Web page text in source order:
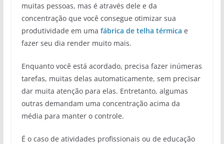
muitas pessoas, mas é através dele e da
concentração que você consegue otimizar sua
produtividade em uma fábrica de telha térmica e
fazer seu dia render muito mais.
Enquanto você está acordado, precisa fazer inúmeras
tarefas, muitas delas automaticamente, sem precisar
dar muita atenção para elas. Entretanto, algumas
outras demandam uma concentração acima da
média para manter o controle.
É o caso de atividades profissionais ou de educação